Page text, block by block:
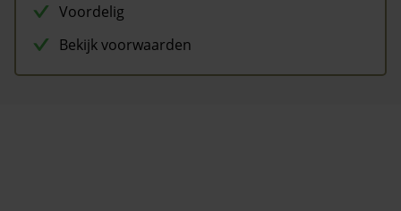
Voordelig
Bekijk voorwaarden